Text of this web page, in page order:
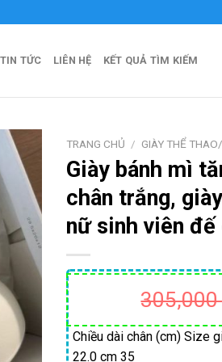
TIN TỨC LIÊN HỆ KẾT QUẢ TÌM KIẾM
TRANG CHỦ / GIÀY THỂ
Giày bánh mì
chân trắng,
nữ sinh viên đế
Chiều dài chân (cm) Size
22.0 cm 35